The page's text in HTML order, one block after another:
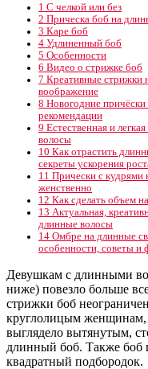
1 С челкой или без
2 Прическа боб на
3 Каре боб
4 Удлиненный боб
5 Особенности
6 Видео о стрижке боб
7 Креативные стрижки
воображение
8 Новогодние
рекомендации
9 Естественная и
волосы
10 Как отрастить
секреты ускорения
11 Прически с кудрями
женственно
12 Как сделать объем
13 Актуальная,
длинные волосы
14 Омбре на длинные
особенности, советы и
Девушкам с длинными
ниже) повезло больше
стрижки боб
круглолицым
выглядело вытянутым,
длинный боб. Также боб
квадратный подбородок.